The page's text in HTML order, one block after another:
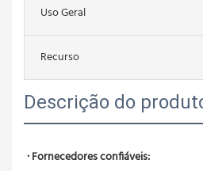
Uso Geral
Recurso
Descrição do